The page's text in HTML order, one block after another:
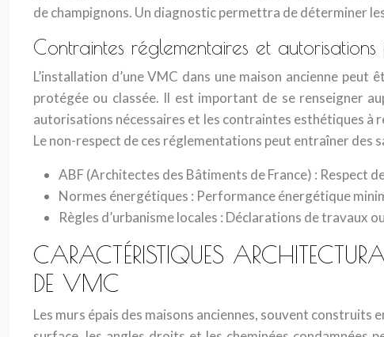
de champignons. Un diagnostic permettra de déterminer
Contraintes réglementaires et
L’installation d’une VMC dans une maison ancienne
protégée ou classée. Il est important de se renseigner
autorisations nécessaires et les contraintes esthétiques à
Le non-respect de ces réglementations peut entraîner des
ABF (Architectes des Bâtiments de France) : Respect
Normes énergétiques : Performance énergétique
Règles d’urbanisme locales : Déclarations de travaux
CARACTÉRISTIQUES
DE VMC
Les murs épais des maisons anciennes, souvent